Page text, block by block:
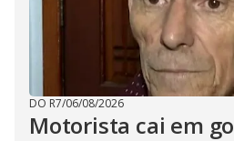
DO R7/06/08/2026
Motorista cai em